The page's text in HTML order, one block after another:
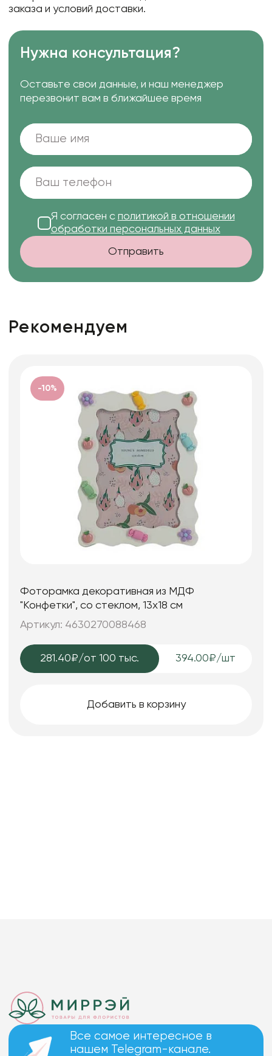
заказа и условий доставки.
Нужна консультация?
Оставьте свои данные, и наш менеджер
перезвонит вам в ближайшее время
Я согласен с политикой в отношении
обработки персональных данных
Отправить
Рекомендуем
-10%
Фоторамка декоративная из МДФ
"Конфетки", со стеклом, 13x18 см
Артикул: 4630270088468
281.40₽/от 100 тыс. 394.00₽/шт
Добавить в корзину
Все самое интересное в
нашем Telegram-канале.